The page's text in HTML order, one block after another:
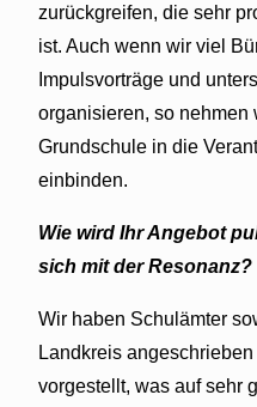
zurückgreifen, die sehr
ist. Auch wenn wir viel
Impulsvorträge und
organisieren, so nehmen
Grundschule in die
einbinden.
Wie wird Ihr Angebot
sich mit der Resonanz?
Wir haben Schulämter
Landkreis
vorgestellt, was auf sehr